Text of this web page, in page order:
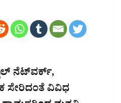
ನೆಟ್‌ವರ್ಕ್,
ಸೇರಿದಂತೆ ವಿವಿಧ